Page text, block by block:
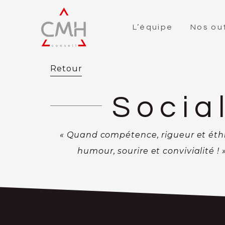
L’équipe Nos
Retour
Social
« Quand compétence, rigueur et
humour, sourire et convivialité ! »